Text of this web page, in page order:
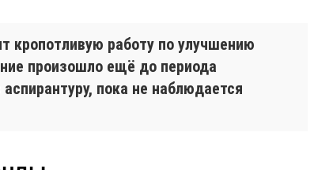
кропотливую работу по улучшению
произошло ещё до периода
пока не наблюдается